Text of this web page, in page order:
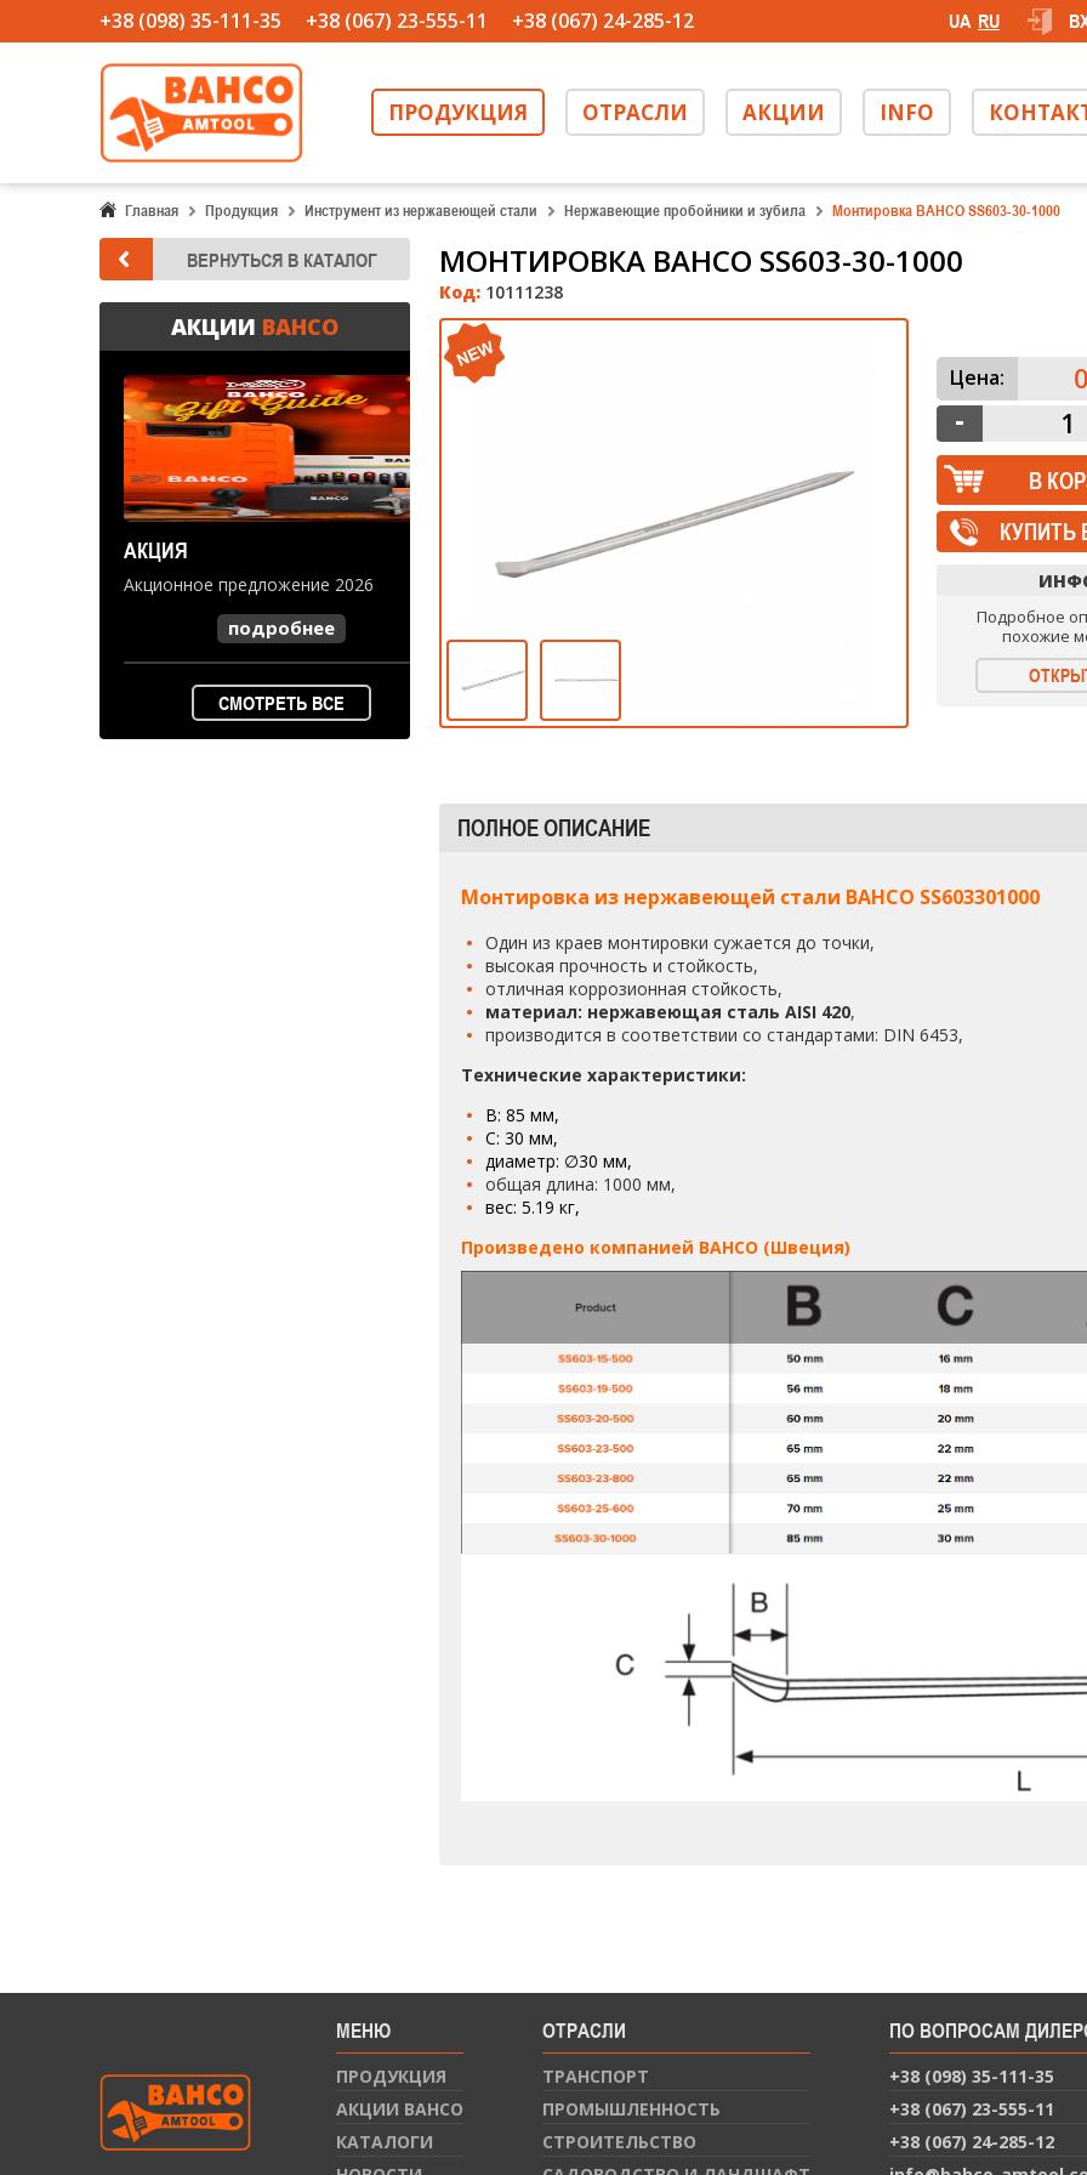
+38 (098) 35-111-35 +38 (067) 23-555-11 +38 (067) 24-285-12 UA RU
ПРОДУКЦИЯ ОТРАСЛИ АКЦИИ INFO
Главная Продукция Инструмент из нержавеющей стали Нержавеющие пробойники и зубила Монтировка BAHCO SS603-30-1000
МОНТИРОВКА BAHCO SS603-30-1000
Код: 10111238
Цена:
КУПИТЬ
Подробное
похожие
ПОЛНОЕ ОПИСАНИЕ
Монтировка из нержавеющей стали BAHCO SS603301000
Один из краев монтировки сужается до точки,
высокая прочность и стойкость,
отличная коррозионная стойкость,
материал: нержавеющая сталь AISI 420,
производится в соответствии со стандартами: DIN 6453,
Технические характеристики:
B: 85 мм,
C: 30 мм,
диаметр: ∅30 мм,
общая длина: 1000 мм,
вес: 5.19 кг,
Произведено компанией BAHCO (Швеция)
АКЦИИ BAHCO
АКЦИЯ
Акционное предложение 2026
подробнее
СМОТРЕТЬ ВСЕ
МЕНЮ
ПРОДУКЦИЯ
АКЦИИ BAHCO
КАТАЛОГИ
ОТРАСЛИ
ТРАНСПОРТ
ПРОМЫШЛЕННОСТЬ
СТРОИТЕЛЬСТВО
ПО ВОПРОСАМ
+38 (098) 35-111-35
+38 (067) 23-555-11
+38 (067) 24-285-12